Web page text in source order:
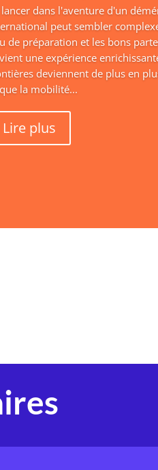
lancer dans l'aventure d'un
peut sembler
de préparation et les bons
une expérience
deviennent de plus en
la mobilité...
Lire plus